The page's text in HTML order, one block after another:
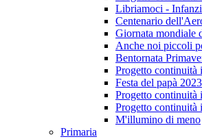
Libriamoci -
Centenario
Giornata mondiale
Anche noi piccoli
Bentornata
Progetto continuità
Festa del papà 2023
Progetto continuità
Progetto continuità
M'illumino di meno
Primaria